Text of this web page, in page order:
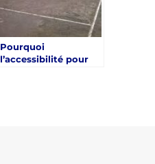
Pourquoi
l’accessibilité pour